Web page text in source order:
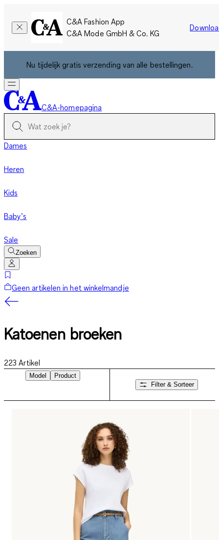
C&A Fashion App
C&A Mode GmbH & Co. KG
Nu tijdelijk gratis verzending van alle bestellingen.
C&A-homepagina
Dames
Heren
Kids
Baby’s
Sale
Zoeken
Geen artikelen in het winkelmandje
Katoenen broeken
223 Artikel
Model
Product
Filter & Sorteer